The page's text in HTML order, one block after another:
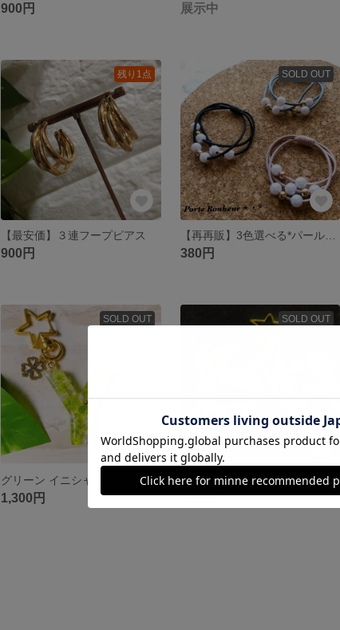
900円 展示中
残り1点
【最安価】３連フープピアス
900円
SOLD OUT
【再再販】3色選べる*パールヘアゴム
380円
SOLD OUT
グリーン イニシャルキーホルダー
1,300円
SOLD OUT
パープル イニシャルキーホルダー
1,300円